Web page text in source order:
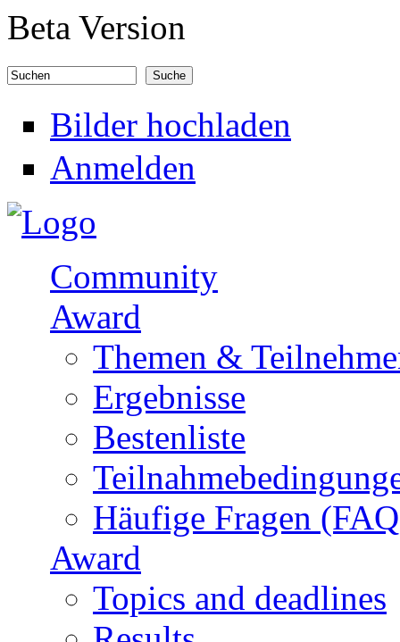
Direkt zum Inhalt
Beta Version
Suchformular
Bilder hochladen
Anmelden
Community
Award
Themen &
Ergebnisse
Bestenliste
Häufige Fragen
Award
Topics and deadlines